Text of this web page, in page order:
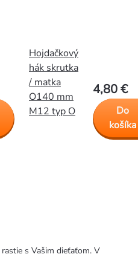
Hojdačkový
hák skrutka
/ matka
O140 mm
M12 typ O
4,80 €
Do
košíka
s Vašim dieťaťom. V